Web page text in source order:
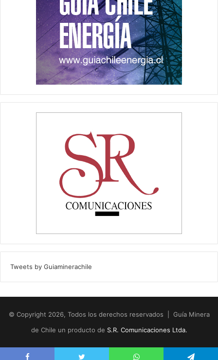
Tweets by Guiaminerachile
© Copyright 2026, Todos los derechos reservados | Guía Minera
de Chile un producto de S.R. Comunicaciones Ltda.